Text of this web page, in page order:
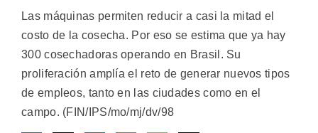
Las máquinas permiten reducir a casi la mitad el
costo de la cosecha. Por eso se estima que ya hay
300 cosechadoras operando en Brasil. Su
proliferación amplía el reto de generar nuevos tipos
de empleos, tanto en las ciudades como en el
campo. (FIN/IPS/mo/mj/dv/98